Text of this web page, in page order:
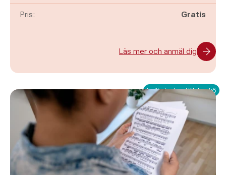
Pris: Gratis
Läs mer och anmäl dig
Fullbokad – ställ dig i kö